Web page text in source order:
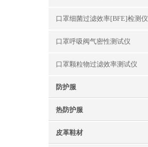
口罩细菌过滤效率[BFE]检测仪
口罩呼吸阀气密性测试仪
口罩颗粒物过滤效率测试仪
防护服
热防护服
皮革鞋材